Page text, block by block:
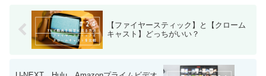
【ファイヤースティック】と【クローム
キャスト】どっちがいい？